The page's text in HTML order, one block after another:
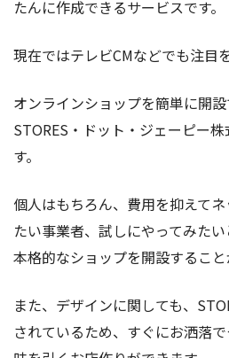
たんに作成できるサービスです。
現在ではテレビCMなどでも注目
オンラインショップを簡単に開設
STORES・ドット・ジェーピー
す。
個人はもちろん、費用を抑えて
たい事業者、試しにやってみた
本格的なショップを開設すること
また、デザインに関しても、
されているため、すぐにお洒落